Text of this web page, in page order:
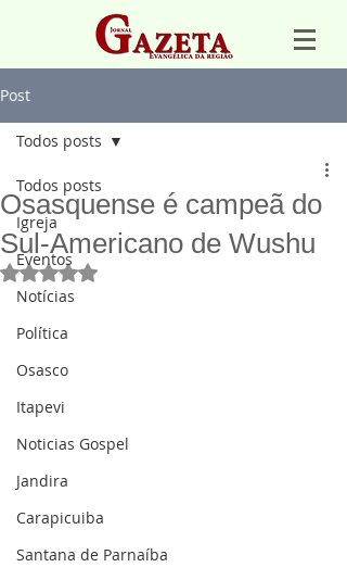
Post
Todos posts
Igreja
Eventos
Notícias
Política
Osasco
Itapevi
Noticias Gospel
Jandira
Carapicuiba
Santana de Parnaíba
Todos posts
Osasquense é campeã do
Sul-Americano de Wushu
Avaliado com NaN de 5 estrelas.